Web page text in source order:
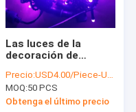
Las luces de la
decoración de
Precio:USD4.00/Piece-USD6.00/Piece
MOQ:50 PCS
Obtenga el último precio